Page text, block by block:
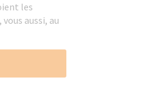
les
aussi, au